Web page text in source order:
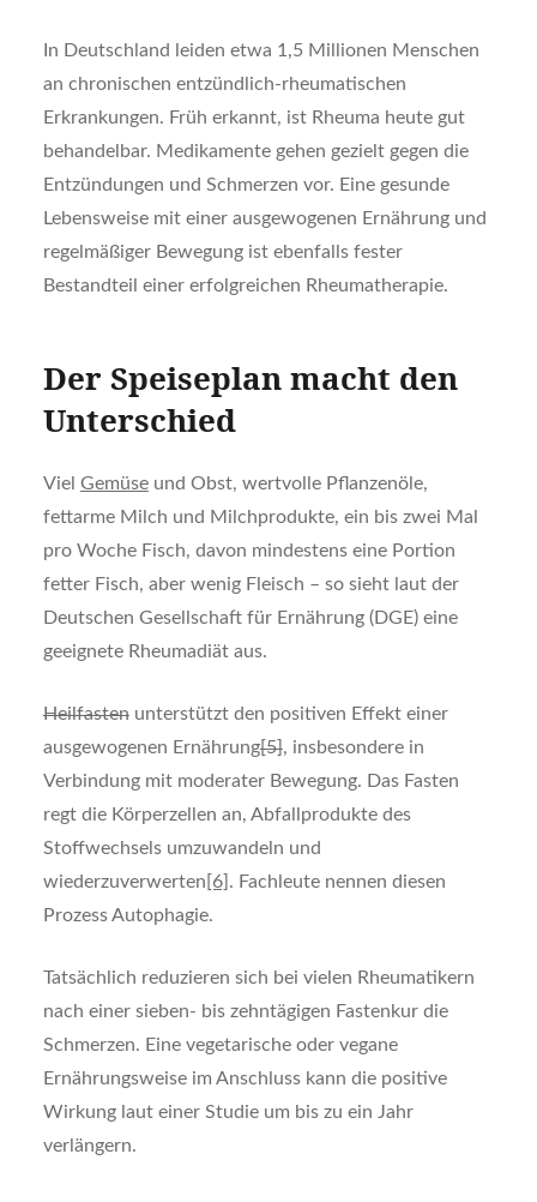
In Deutschland leiden etwa 1,5 Millionen Menschen
an chronischen entzündlich-rheumatischen
Erkrankungen. Früh erkannt, ist Rheuma heute gut
behandelbar. Medikamente gehen gezielt gegen die
Entzündungen und Schmerzen vor. Eine gesunde
Lebensweise mit einer ausgewogenen Ernährung und
regelmäßiger Bewegung ist ebenfalls fester
Bestandteil einer erfolgreichen Rheumatherapie.
Der Speiseplan macht den
Unterschied
Viel Gemüseund Obst, wertvolle Pflanzenöle,
fettarme Milch und Milchprodukte, ein bis zwei Mal
pro Woche Fisch, davon mindestens eine Portion
fetter Fisch, aber wenig Fleisch – so sieht laut der
Deutschen Gesellschaft für Ernährung (DGE) eine
geeignete Rheumadiät aus.
Heilfastenunterstützt den positiven Effekt einer
ausgewogenen Ernährung[5], insbesondere in
Verbindung mit moderater Bewegung. Das Fasten
regt die Körperzellen an, Abfallprodukte des
Stoffwechsels umzuwandeln und
wiederzuverwerten [6] . Fachleute nennen diesen
Prozess Autophagie.
Tatsächlich reduzieren sich bei vielen Rheumatikern
nach einer sieben- bis zehntägigen Fastenkur die
Schmerzen. Eine vegetarische oder vegane
Ernährungsweise im Anschluss kann die positive
Wirkung laut einer Studie um bis zu ein Jahr
verlängern.